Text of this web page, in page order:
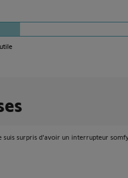
surpris d'avoir un interrupteur